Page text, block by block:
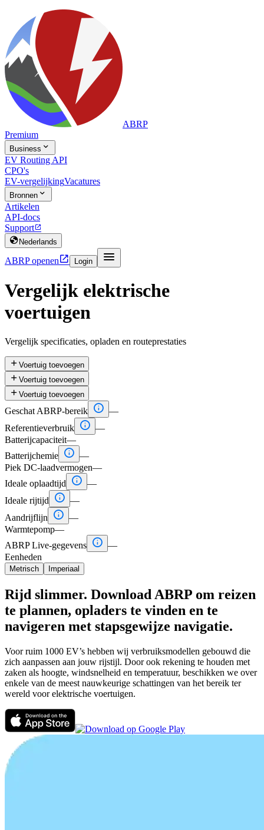
ABRP
Premium
Business 
EV Routing API
CPO's
EV-vergelijkingVacatures
Bronnen 
Artikelen
API-docs
Support
 Nederlands
ABRP openen Login 
Vergelijk elektrische
voertuigen
Vergelijk specificaties, opladen en routeprestaties
 Voertuig toevoegen
 Voertuig toevoegen
 Voertuig toevoegen
Geschat ABRP-bereik  —
Referentieverbruik  —
Batterijcapaciteit—
Batterijchemie  —
Piek DC-laadvermogen—
Ideale oplaadtijd
 —
Ideale rijtijd
 —
Aandrijflijn
 —
Warmtepomp—
ABRP Live-gegevens  —
Eenheden
Metrisch Imperiaal
Rijd slimmer. Download ABRP om reizen
te plannen, opladers te vinden en te
navigeren met stapsgewijze navigatie.
Voor ruim 1000 EV’s hebben wij verbruiksmodellen gebouwd die
zich aanpassen aan jouw rijstijl. Door ook rekening te houden met
zaken als hoogte, windsnelheid en temperatuur, beschikken we over
enkele van de meest nauwkeurige schattingen van het bereik ter
wereld voor elektrische voertuigen.